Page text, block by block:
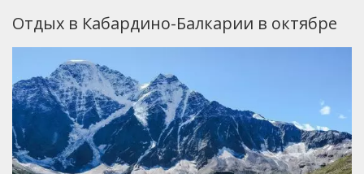
Отдых в Кабардино-Балкарии в октябре